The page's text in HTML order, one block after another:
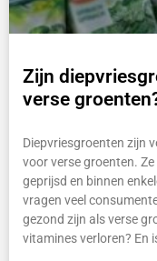
Zijn
verse
Diepvriesgroenten zijn
voor verse groenten.
geprijsd en binnen
vragen veel
gezond zijn als verse
vitamines verloren? En